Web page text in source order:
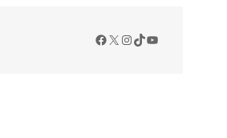
Facebook
X Instagram
TikTok
YouTube